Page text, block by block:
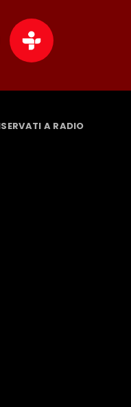
A RADIO